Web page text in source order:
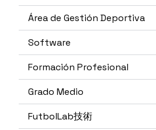
Área de Gestión Deportiva
Software
Formación Profesional
Grado Medio
FutbolLab技術